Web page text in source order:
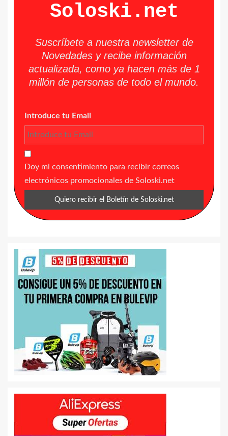
Soloski.net
Suscríbete a nuestra newsletter de
Novedades y recibe información
actualizada, como ya hacen más de 1
millón de personas de todo el mundo.
Introduce tu Email
Doy mi consentimiento para recibir correos
electrónicos promocionales de Soloski.net